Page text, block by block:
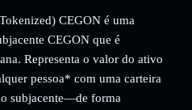
CEGON é uma
CEGON que é
Representa o valor do ativo
pessoa* com uma carteira
subjacente—de forma